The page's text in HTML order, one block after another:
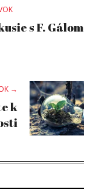
s F. Gálom
→
k